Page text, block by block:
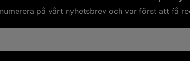
på vårt nyhetsbrev och var först att få